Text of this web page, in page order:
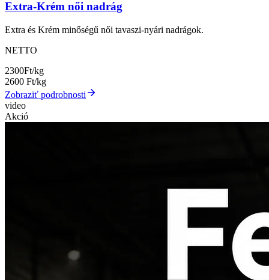
Extra-Krém női nadrág
Extra és Krém minőségű női tavaszi-nyári nadrágok.
NETTO
2300Ft/kg
2600 Ft/kg
Zobraziť podrobnosti
video
Akció